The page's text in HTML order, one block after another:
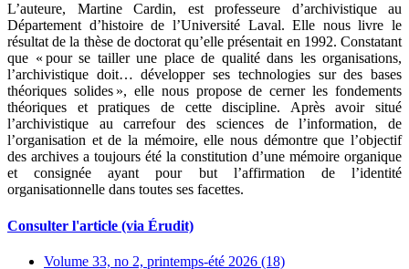
L’auteure, Martine Cardin, est professeure d’archivistique au
Département d’histoire de l’Université Laval. Elle nous livre le
résultat de la thèse de doctorat qu’elle présentait en 1992. Constatant
que « pour se tailler une place de qualité dans les organisations,
l’archivistique doit… développer ses technologies sur des bases
théoriques solides », elle nous propose de cerner les fondements
théoriques et pratiques de cette discipline. Après avoir situé
l’archivistique au carrefour des sciences de l’information, de
l’organisation et de la mémoire, elle nous démontre que l’objectif
des archives a toujours été la constitution d’une mémoire organique
et consignée ayant pour but l’affirmation de l’identité
organisationnelle dans toutes ses facettes.
Consulter l'article (via Érudit)
Volume 33, no 2, printemps-été 2026 (18)